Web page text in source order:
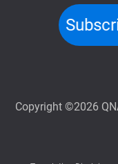
Copyright ©2026